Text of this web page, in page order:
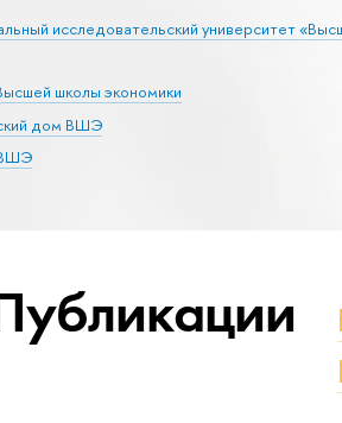
исследовательский университет
школы экономики
дом ВШЭ